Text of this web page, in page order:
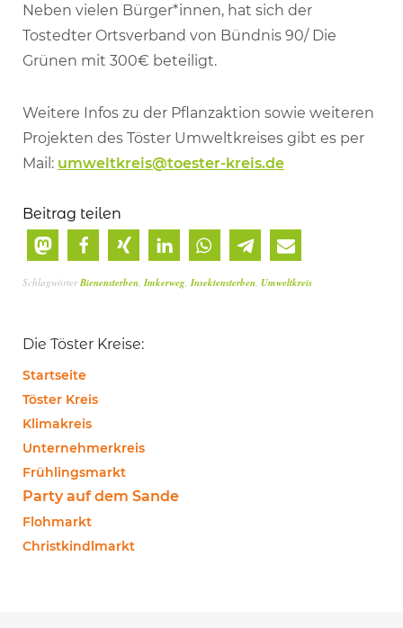
Neben vielen Bürger*innen, hat sich der
Tostedter Ortsverband von Bündnis 90/ Die
Grünen mit 300€ beteiligt.
Weitere Infos zu der Pflanzaktion sowie weiteren
Projekten des Töster Umweltkreises gibt es per
Mail: umweltkreis@toester-kreis.de
Beitrag teilen
SchlagwörterBienensterben Imkerweg Insektensterben Umweltkreis
Die Töster Kreise:
Startseite
Töster Kreis
Klimakreis
Unternehmerkreis
Frühlingsmarkt
Party auf dem Sande
Flohmarkt
Christkindlmarkt